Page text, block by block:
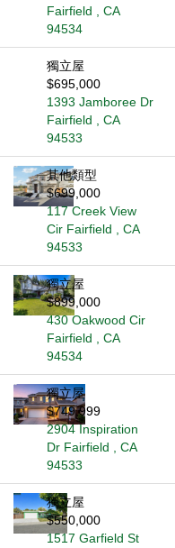
Fairfield , CA
94534
獨立屋
$695,000
1393 Jamboree Dr
Fairfield , CA
94533
其他類型
$699,000
117 Creek View
Cir Fairfield , CA
94533
獨立屋
$899,000
430 Oakwood Cir
Fairfield , CA
94534
獨立屋
$749,999
2904 Inspiration
Dr Fairfield , CA
94533
獨立屋
$550,000
1517 Garfield St